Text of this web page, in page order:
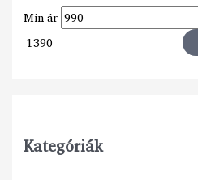
Min ár
Kategóriák